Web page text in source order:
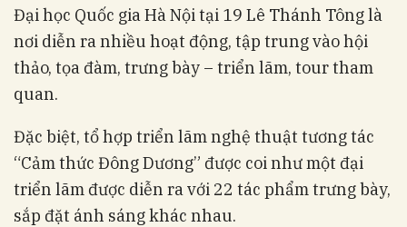
Đại học Quốc gia Hà Nội tại 19 Lê Thánh Tông là
nơi diễn ra nhiều hoạt động, tập trung vào hội
thảo, tọa đàm, trưng bày – triển lãm, tour tham
quan.
Đặc biệt, tổ hợp triển lãm nghệ thuật tương tác
“Cảm thức Đông Dương” được coi như một đại
triển lãm được diễn ra với 22 tác phẩm trưng bày,
sắp đặt ánh sáng khác nhau.